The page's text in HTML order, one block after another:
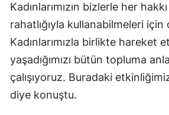
Kadınlarımızın bizlerle her
rahatlığıyla kullanabilmeleri için
Kadınlarımızla birlikte hareket
yaşadığımızı bütün topluma
çalışıyoruz. Buradaki
diye konuştu.